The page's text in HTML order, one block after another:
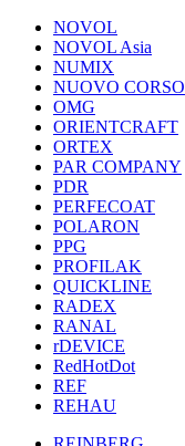
NOVOL
NOVOL Asia
NUMIX
NUOVO CORSO
OMG
ORIENTCRAFT
ORTEX
PAR COMPANY
PDR
PERFECOAT
POLARON
PPG
PROFILAK
QUICKLINE
RADEX
RANAL
rDEVICE
RedHotDot
REF
REHAU